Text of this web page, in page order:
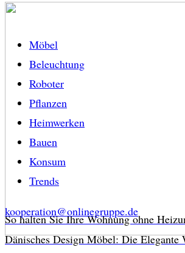
So halten Sie Ihre Wohnung ohne
Dänisches Design Möbel: Die Elegante
Möbel
Beleuchtung
Roboter
Pflanzen
Heimwerken
Bauen
Konsum
Trends
kooperation@onlinegruppe.de